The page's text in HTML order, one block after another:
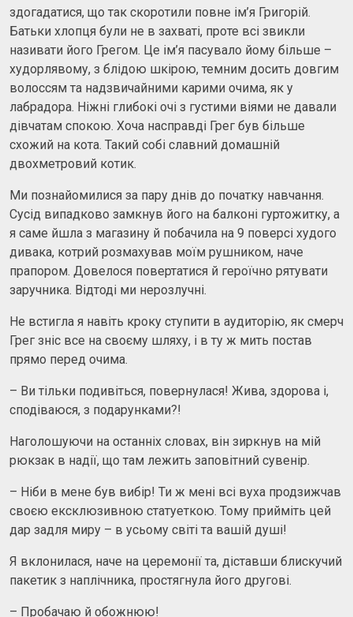
здогадатися, що так скоротили повне ім’я Григорій.
Батьки хлопця були не в захваті, проте всі звикли
називати його Грегом. Це ім’я пасувало йому більше –
худорлявому, з блідою шкірою, темним досить довгим
волоссям та надзвичайними карими очима, як у
лабрадора. Ніжні глибокі очі з густими віями не давали
дівчатам спокою. Хоча насправді Грег був більше
схожий на кота. Такий собі славний домашній
двохметровий котик.
Ми познайомилися за пару днів до початку навчання.
Сусід випадково замкнув його на балконі гуртожитку, а
я саме йшла з магазину й побачила на 9 поверсі худого
дивака, котрий розмахував моїм рушником, наче
прапором. Довелося повертатися й героїчно рятувати
заручника. Відтоді ми нерозлучні.
Не встигла я навіть кроку ступити в аудиторію, як смерч
Грег зніс все на своєму шляху, і в ту ж мить постав
прямо перед очима.
– Ви тільки подивіться, повернулася! Жива, здорова і,
сподіваюся, з подарунками?!
Наголошуючи на останніх словах, він зиркнув на мій
рюкзак в надії, що там лежить заповітний сувенір.
– Ніби в мене був вибір! Ти ж мені всі вуха продзижчав
своєю ексклюзивною статуеткою. Тому прийміть цей
дар задля миру – в усьому світі та вашій душі!
Я вклонилася, наче на церемонії та, діставши блискучий
пакетик з наплічника, простягнула його другові.
– Пробачаю й обожнюю!